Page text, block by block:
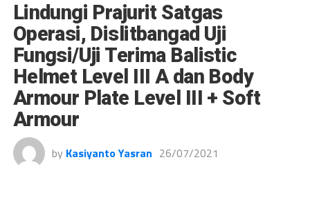
Lindungi Prajurit Satgas
Operasi, Dislitbangad Uji
Fungsi/Uji Terima Balistic
Helmet Level III A dan Body
Armour Plate Level III + Soft
Armour
by Kasiyanto Yasran 26/07/2021